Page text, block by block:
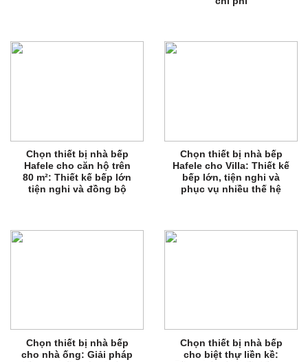
Chọn thiết bị nhà bếp
Hafele cho căn hộ trên
80 m²: Thiết kế bếp lớn
tiện nghi và đồng bộ
Chọn thiết bị nhà bếp
Hafele cho Villa: Thiết kế
bếp lớn, tiện nghi và
phục vụ nhiều thế hệ
Chọn thiết bị nhà bếp
cho nhà ống: Giải pháp
Chọn thiết bị nhà bếp
cho biệt thự liền kề: